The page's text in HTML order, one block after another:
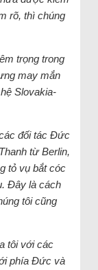
rõ, thì chúng
trọng trong
may mắn
Slovakia-
đối tác Đức
từ Berlin,
tỏ vụ bắt cóc
Đây là cách
tôi cũng
tôi với các
phía Đức và